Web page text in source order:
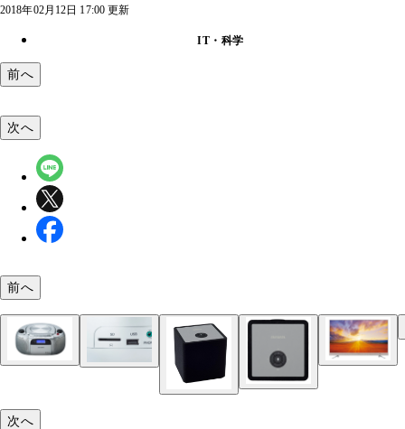
2018年02月12日 17:00 更新
IT・科学
前へ
懐かしのａｉｗａロゴ！ Ｂｌｕｅｔｏｏｔｈス
次へ
前へ
次へ